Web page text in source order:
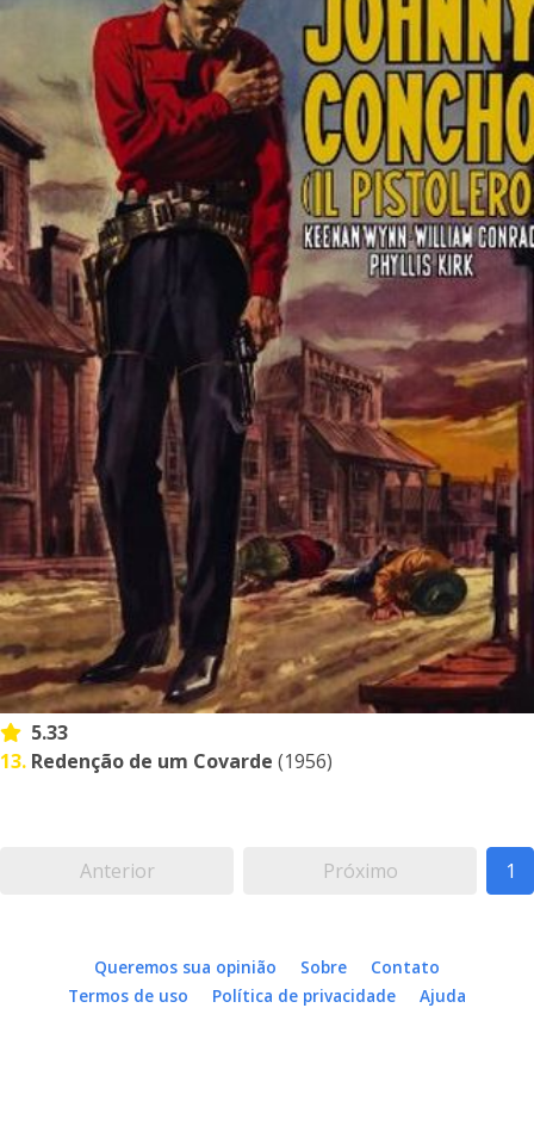
5.33
13. Redenção de um Covarde (1956)
Anterior Próximo 1
Queremos sua opinião Sobre
Contato
Termos de uso
Política de privacidade Ajuda